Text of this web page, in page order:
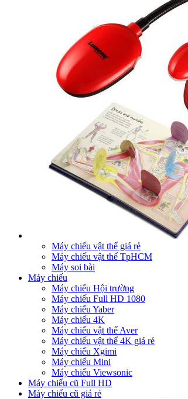
Máy chiếu vật thể giá rẻ
Máy chiếu vật thể TpHCM
Máy soi bài
Máy chiếu
Máy chiếu Hội trường
Máy chiếu Full HD 1080
Máy chiếu Yaber
Máy chiếu 4K
Máy chiếu vật thể Aver
Máy chiếu vật thể 4K giá rẻ
Máy chiếu Xgimi
Máy chiếu Mini
Máy chiếu Viewsonic
Máy chiếu cũ Full HD
Máy chiếu cũ giá rẻ